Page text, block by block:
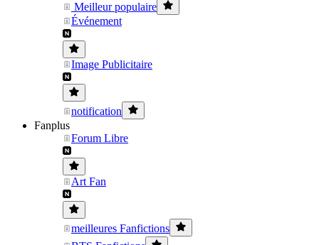
Meilleur populaire
Événement
Image Publicitaire
notification
Fanplus
Forum Libre
Art Fan
meilleures Fanfictions